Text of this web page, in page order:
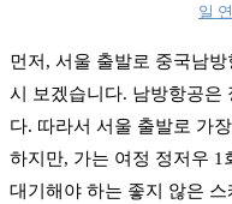
일
먼저, 서울 출발로 중국남
시 보겠습니다. 남방항공은
다. 따라서 서울 출발로 가
하지만, 가는 여정 정저우 1
대기해야 하는 좋지 않은